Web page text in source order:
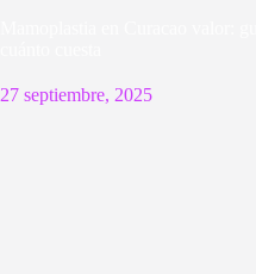
27 septiembre, 2025